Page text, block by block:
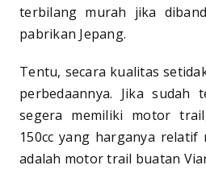
terbilang murah jika
pabrikan Jepang.
Tentu, secara kualitas
perbedaannya. Jika sudah
segera memiliki motor
150cc yang harganya relatif
adalah motor trail buatan